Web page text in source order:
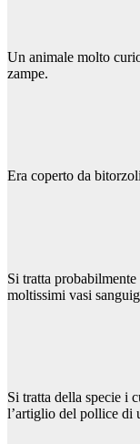
Un animale molto
zampe.
Era coperto da
Si tratta
moltissimi vasi
Si tratta della specie i
l’artiglio del pollice di